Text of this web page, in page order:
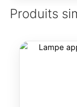
Produits